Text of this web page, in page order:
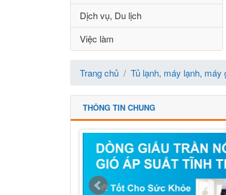
Dịch vụ, Du lịch
Việc làm
Trang chủ Tủ lạnh, máy lạnh, máy
THÔNG TIN CHUNG